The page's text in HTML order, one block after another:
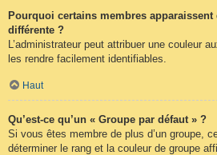
Pourquoi certains membres
différente ?
L’administrateur peut attribuer une couleur
les rendre facilement identifiables.
Haut
Qu’est-ce qu’un « Groupe par défaut » ?
Si vous êtes membre de plus d’un groupe,
déterminer le rang et la couleur de groupe